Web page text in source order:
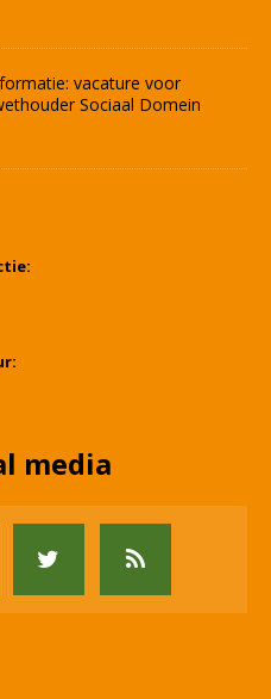
vacature voor
Sociaal Domein
media